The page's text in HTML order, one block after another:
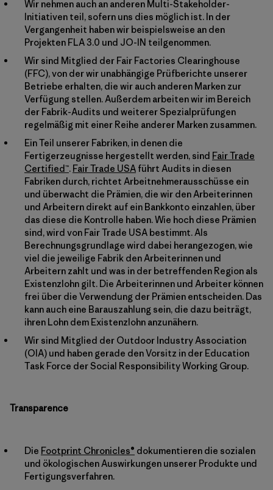
Wir nehmen auch an anderen Multi-Stakeholder-
Initiativen teil, sofern uns dies möglich ist. In der
Vergangenheit haben wir beispielsweise an den
Projekten FLA 3.0 und JO-IN teilgenommen.
Wir sind Mitglied der Fair Factories Clearinghouse
(FFC), von der wir unabhängige Prüfberichte unserer
Betriebe erhalten, die wir auch anderen Marken zur
Verfügung stellen. Außerdem arbeiten wir im Bereich
der Fabrik-Audits und weiterer Spezialprüfungen
regelmäßig mit einer Reihe anderer Marken zusammen.
Ein Teil unserer Fabriken, in denen die
Fertigerzeugnisse hergestellt werden, sind Fair Trade
Certified™. Fair Trade USA führt Audits in diesen
Fabriken durch, richtet Arbeitnehmerausschüsse ein
und überwacht die Prämien, die wir den Arbeiterinnen
und Arbeitern direkt auf ein Bankkonto einzahlen, über
das diese die Kontrolle haben. Wie hoch diese Prämien
sind, wird von Fair Trade USA bestimmt. Als
Berechnungsgrundlage wird dabei herangezogen, wie
viel die jeweilige Fabrik den Arbeiterinnen und
Arbeitern zahlt und was in der betreffenden Region als
Existenzlohn gilt. Die Arbeiterinnen und Arbeiter können
frei über die Verwendung der Prämien entscheiden. Das
kann auch eine Barauszahlung sein, die dazu beiträgt,
ihren Lohn dem Existenzlohn anzunähern.
Wir sind Mitglied der Outdoor Industry Association
(OIA) und haben gerade den Vorsitz in der Education
Task Force der Social Responsibility Working Group.
Transparence
Die Footprint Chronicles® dokumentieren die sozialen
und ökologischen Auswirkungen unserer Produkte und
Fertigungsverfahren.